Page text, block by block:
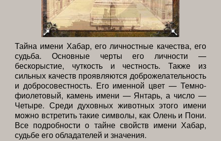
Тайна имени Хабар, его личностные качества, его
судьба. Основные черты его личности —
бескорыстие, чуткость и честность. Также из
сильных качеств проявляются доброжелательность
и добросовестность. Его именной цвет — Темно-
фиолетовый, камень имени — Янтарь, а число —
Четыре. Среди духовных животных этого имени
можно встретить такие символы, как Олень и Пони.
Все подробности о тайне свойств имени Хабар,
судьбе его обладателей и значения.